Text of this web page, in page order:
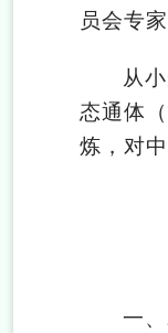
员会专
从
态通体
炼，对
一